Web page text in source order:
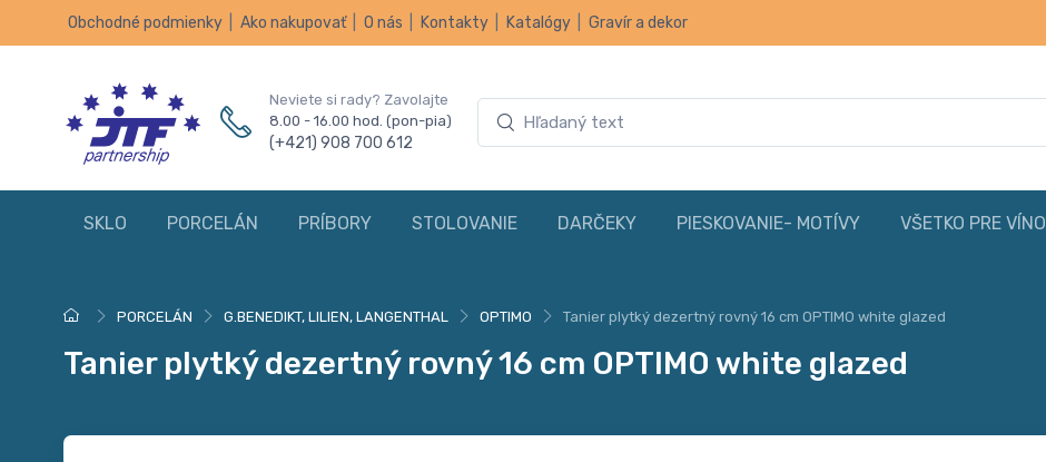
Obchodné podmienky Ako nakupovať O nás Kontakty Katalógy Gravír a dekor
Neviete si rady? Zavolajte
8.00 - 16.00 hod. (pon-pia)
(+421) 908 700 612
SKLO PORCELÁN PRÍBORY STOLOVANIE DARČEKY PIESKOVANIE- MOTÍVY VŠETKO PRE VÍNO
PORCELÁN G.BENEDIKT, LILIEN, LANGENTHAL OPTIMO Tanier plytký dezertný rovný 16 cm OPTIMO white glazed
Tanier plytký dezertný rovný 16 cm OPTIMO white glazed